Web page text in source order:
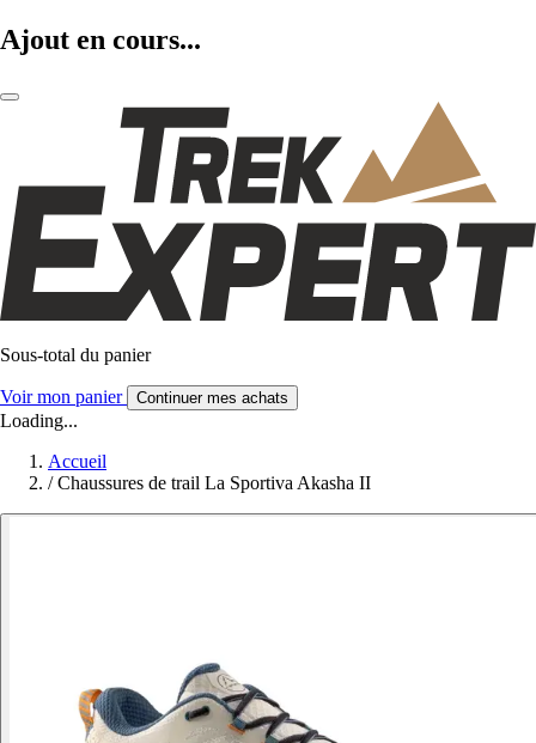
Ajout en cours...
Sous-total du panier
Voir mon panier Continuer mes achats
Loading...
Accueil
/ Chaussures de trail La Sportiva Akasha II